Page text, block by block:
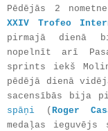
Pēdējās 2
XXIV Trofeo
pirmajā dienā
nopelnīt arī
sprints iekš
pēdējā dienā
sacensībās bija
spāņi ( Roger
medaļas